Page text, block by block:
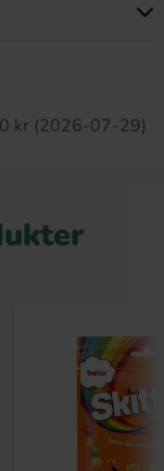
kr (2026-07-29)